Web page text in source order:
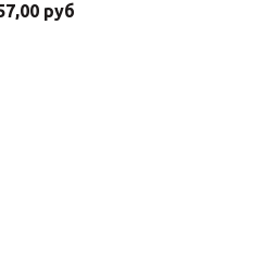
руб